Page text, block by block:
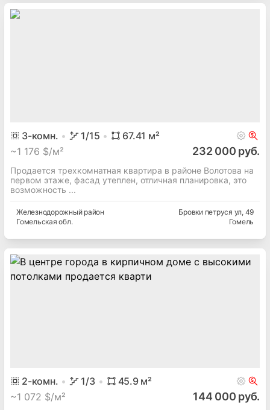
3-комн. 1/15 67.41 м²
~1 176 $/м² 232 000 руб.
Продается трехкомнатная квартира в районе Волотова на
первом этаже, фасад утеплен, отличная планировка, это
возможность ...
Железнодорожныйрайон
Гомельская обл.
Бровки петруся ул, 49
Гомель
2-комн. 1/3 45.9м²
~1 072 $/м² 144 000 руб.